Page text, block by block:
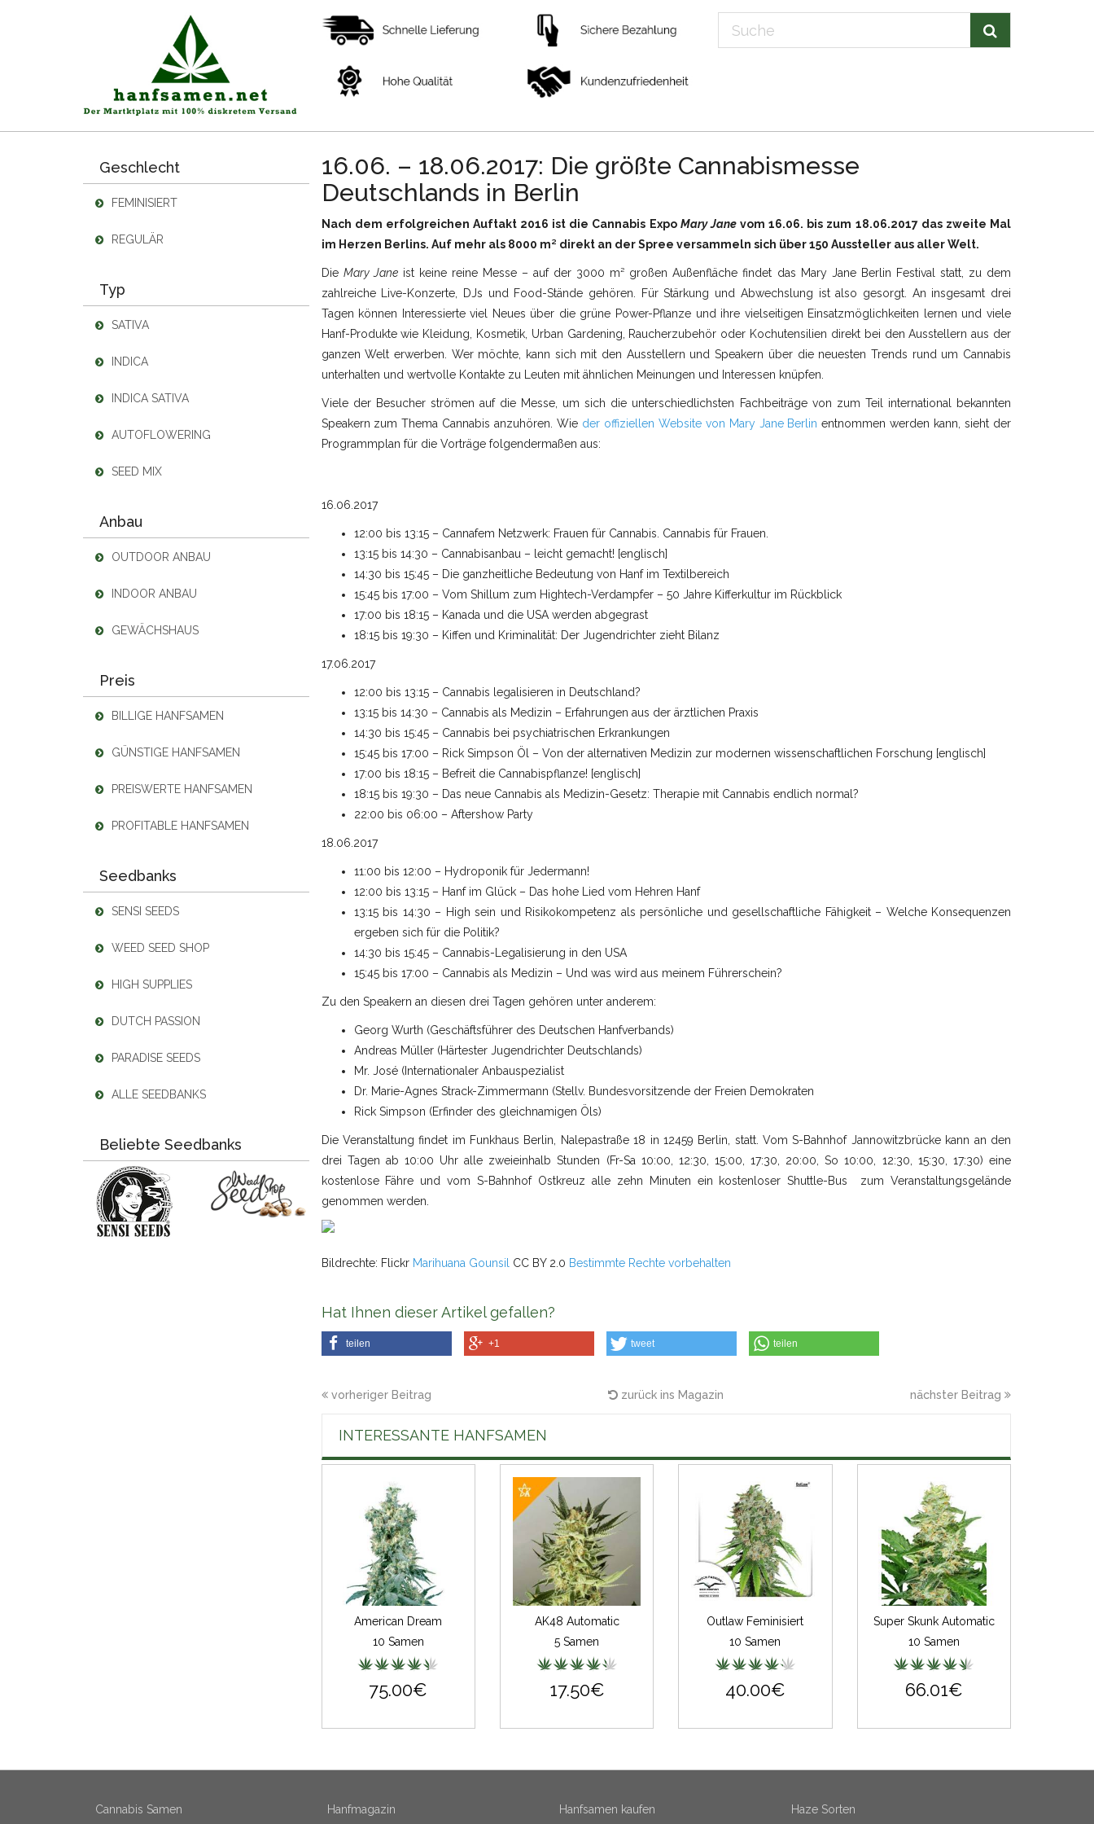
Geschlecht
FEMINISIERT
REGULÄR
Typ
SATIVA
INDICA
INDICA SATIVA
AUTOFLOWERING
SEED MIX
Anbau
OUTDOOR ANBAU
INDOOR ANBAU
GEWÄCHSHAUS
Preis
BILLIGE HANFSAMEN
GÜNSTIGE HANFSAMEN
PREISWERTE HANFSAMEN
PROFITABLE HANFSAMEN
Seedbanks
SENSI SEEDS
WEED SEED SHOP
HIGH SUPPLIES
DUTCH PASSION
PARADISE SEEDS
ALLE SEEDBANKS
Beliebte Seedbanks
16.06. – 18.06.2017: Die größte Cannabismesse
Deutschlands in Berlin
Nach dem erfolgreichen Auftakt 2016 ist die Cannabis Expo Mary Janevom 16.06. bis zum 18.06.2017 das zweite Mal
im Herzen Berlins. Auf mehr als 8000 m² direkt an der Spree versammeln sich über 150 Aussteller aus aller Welt.
Die Mary Janeist keine reine Messe – auf der 3000 m² großen Außenfläche findet das Mary Jane Berlin Festival statt, zu dem
zahlreiche Live-Konzerte, DJs und Food-Stände gehören. Für Stärkung und Abwechslung ist also gesorgt. An insgesamt drei
Tagen können Interessierte viel Neues über die grüne Power-Pflanze und ihre vielseitigen Einsatzmöglichkeiten lernen und viele
Hanf-Produkte wie Kleidung, Kosmetik, Urban Gardening, Raucherzubehör oder Kochutensilien direkt bei den Ausstellern aus der
ganzen Welt erwerben. Wer möchte, kann sich mit den Ausstellern und Speakern über die neuesten Trends rund um Cannabis
unterhalten und wertvolle Kontakte zu Leuten mit ähnlichen Meinungen und Interessen knüpfen.
Viele der Besucher strömen auf die Messe, um sich die unterschiedlichsten Fachbeiträge von zum Teil international bekannten
Speakern zum Thema Cannabis anzuhören. Wie der offiziellen Website von Mary Jane Berlin entnommen werden kann, sieht der
Programmplan für die Vorträge folgendermaßen aus:
16.06.2017
12:00 bis 13:15 – Cannafem Netzwerk: Frauen für Cannabis. Cannabis für Frauen.
13:15 bis 14:30 – Cannabisanbau – leicht gemacht! [englisch]
14:30 bis 15:45 – Die ganzheitliche Bedeutung von Hanf im Textilbereich
15:45 bis 17:00 – Vom Shillum zum Hightech-Verdampfer – 50 Jahre Kifferkultur im Rückblick
17:00 bis 18:15 – Kanada und die USA werden abgegrast
18:15 bis 19:30 – Kiffen und Kriminalität: Der Jugendrichter zieht Bilanz
17.06.2017
12:00 bis 13:15 – Cannabis legalisieren in Deutschland?
13:15 bis 14:30 – Cannabis als Medizin – Erfahrungen aus der ärztlichen Praxis
14:30 bis 15:45 – Cannabis bei psychiatrischen Erkrankungen
15:45 bis 17:00 – Rick Simpson Öl – Von der alternativen Medizin zur modernen wissenschaftlichen Forschung [englisch]
17:00 bis 18:15 – Befreit die Cannabispflanze! [englisch]
18:15 bis 19:30 – Das neue Cannabis als Medizin-Gesetz: Therapie mit Cannabis endlich normal?
22:00 bis 06:00 – Aftershow Party
18.06.2017
11:00 bis 12:00 – Hydroponik für Jedermann!
12:00 bis 13:15 – Hanf im Glück – Das hohe Lied vom Hehren Hanf
13:15 bis 14:30 – High sein und Risikokompetenz als persönliche und gesellschaftliche Fähigkeit – Welche Konsequenzen
ergeben sich für die Politik?
14:30 bis 15:45 – Cannabis-Legalisierung in den USA
15:45 bis 17:00 – Cannabis als Medizin – Und was wird aus meinem Führerschein?
Zu den Speakern an diesen drei Tagen gehören unter anderem:
Georg Wurth (Geschäftsführer des Deutschen Hanfverbands)
Andreas Müller (Härtester Jugendrichter Deutschlands)
Mr. José (Internationaler Anbauspezialist
Dr. Marie-Agnes Strack-Zimmermann (Stellv. Bundesvorsitzende der Freien Demokraten
Rick Simpson (Erfinder des gleichnamigen Öls)
Die Veranstaltung findet im Funkhaus Berlin, Nalepastraße 18 in 12459 Berlin, statt. Vom S-Bahnhof Jannowitzbrücke kann an den
drei Tagen ab 10:00 Uhr alle zweieinhalb Stunden (Fr-Sa 10:00, 12:30, 15:00, 17:30, 20:00, So 10:00, 12:30, 15:30, 17:30) eine
kostenlose Fähre und vom S-Bahnhof Ostkreuz alle zehn Minuten ein kostenloser Shuttle-Bus zum Veranstaltungsgelände
genommen werden.
Bildrechte: Flickr Marihuana GounsilCC BY 2.0 Bestimmte Rechte vorbehalten
Hat Ihnen dieser Artikel gefallen?
teilen +1 tweet teilen
vorheriger Beitrag zurück ins Magazin nächster Beitrag
INTERESSANTE HANFSAMEN
American Dream
10 Samen
75.00€
AK48 Automatic
5 Samen
17.50€
Outlaw Feminisiert
10 Samen
40.00€
Super Skunk Automatic
10 Samen
66.01€
Cannabis Samen Hanfmagazin Hanfsamen kaufen Haze Sorten